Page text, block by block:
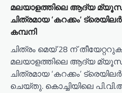
a
t
i
o
n
മലയാളത്തിലെ ആദ്യ
ചിത്രമായ ‘കറക്കം’ ട്രെയിലർ
കമ്പനി
ചിത്രം മെയ് 28 ന്
മലയാളത്തിലെ ആദ്യ
ചിത്രമായ ‘കറക്കം’
ചെയ്തു. കൊച്ചിയിലെ